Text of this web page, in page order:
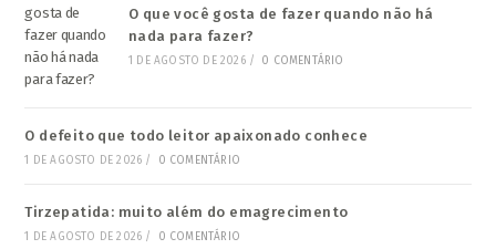
O que você gosta de fazer quando não há
nada para fazer?
1 DE AGOSTO DE 2026 / 0 COMENTÁRIO
O defeito que todo leitor apaixonado conhece
1 DE AGOSTO DE 2026 / 0 COMENTÁRIO
Tirzepatida: muito além do emagrecimento
1 DE AGOSTO DE 2026 / 0 COMENTÁRIO